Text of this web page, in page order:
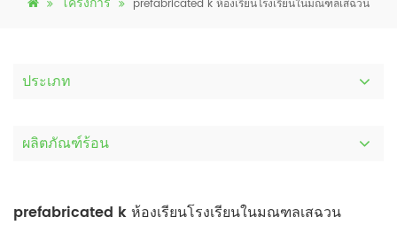
prefabricated k ห้องเรียนโรงเรียนในมณฑลเสฉวน
ประเภท
ผลิตภัณฑ์ร้อน
prefabricated k ห้องเรียนโรงเรียนในมณฑลเสฉวน